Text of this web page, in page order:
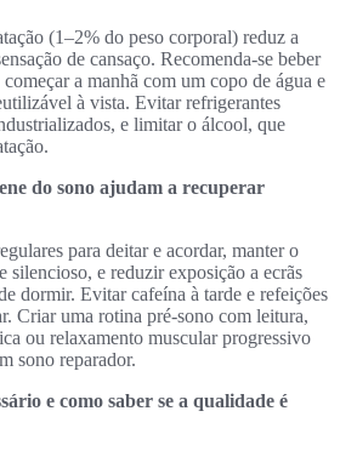
(1–2% do peso corporal) reduz a
de cansaço. Recomenda‑se beber
a manhã com um copo de água e
à vista. Evitar refrigerantes
e limitar o álcool, que
do sono ajudam a recuperar
para deitar e acordar, manter o
silencioso, e reduzir exposição a ecrãs
dormir. Evitar cafeína à tarde e refeições
Criar uma rotina pré‑sono com leitura,
ou relaxamento muscular progressivo
sono reparador.
e como saber se a qualidade é